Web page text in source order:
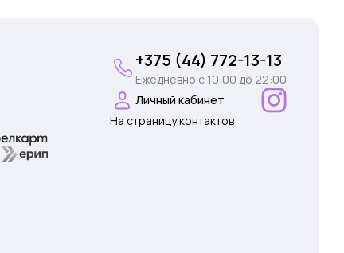
+375 (44) 772-13-13
Ежедневно c 10:00 до 22:00
Личный кабинет
На страницу контактов